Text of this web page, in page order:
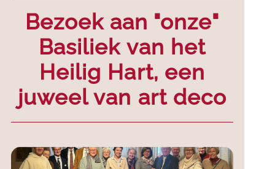
Bezoek aan "onze"
Basiliek van het
Heilig Hart, een
juweel van art deco